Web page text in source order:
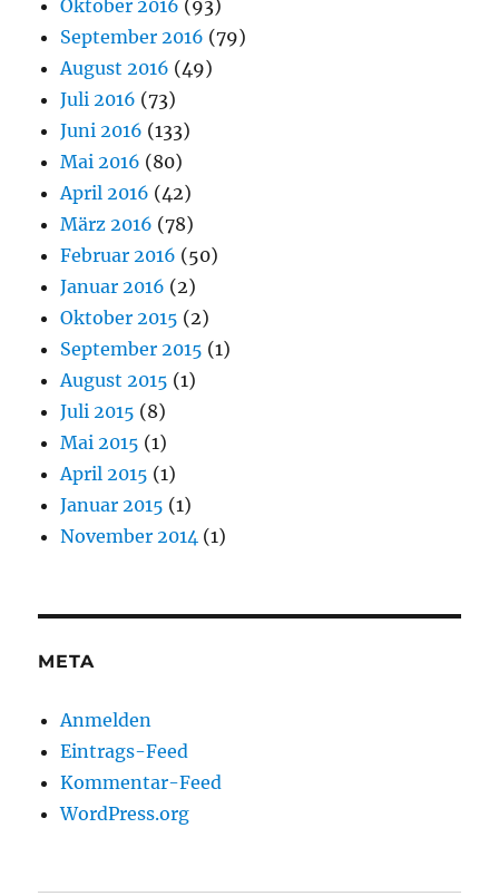
Oktober 2016 (93)
September 2016 (79)
August 2016 (49)
Juli 2016 (73)
Juni 2016 (133)
Mai 2016 (80)
April 2016 (42)
März 2016 (78)
Februar 2016 (50)
Januar 2016 (2)
Oktober 2015 (2)
September 2015 (1)
August 2015 (1)
Juli 2015 (8)
Mai 2015 (1)
April 2015 (1)
Januar 2015 (1)
November 2014 (1)
META
Anmelden
Eintrags-Feed
Kommentar-Feed
WordPress.org